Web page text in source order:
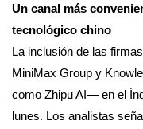
Un canal más
tecnológico chino
La inclusión de las
MiniMax Group y
como Zhipu AI— en el
lunes. Los analistas